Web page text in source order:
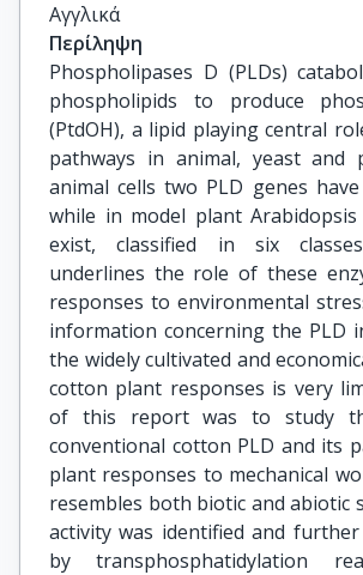
Αγγλικά
Περίληψη
Phospholipases D (PLDs)
phospholipids to produce
(PtdOH), a lipid playing central
pathways in animal, yeast and
animal cells two PLD genes
while in model plant Arabidopsis
exist, classified in six
underlines the role of these
responses to environmental
information concerning the PLD
the widely cultivated and
cotton plant responses is very
of this report was to study
conventional cotton PLD and its
plant responses to mechanical
resembles both biotic and abiotic
activity was identified and further
by transphosphatidylation